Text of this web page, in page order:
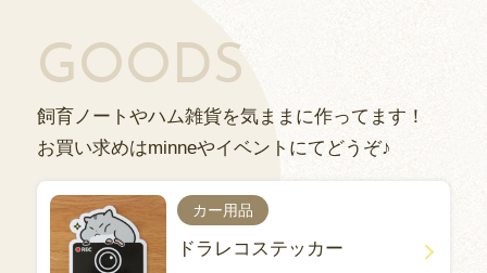
GOODS
飼育ノートやハム雑貨を気ままに作ってます！
お買い求めはminneやイベントにてどうぞ♪
カー用品
ドラレコステッカー